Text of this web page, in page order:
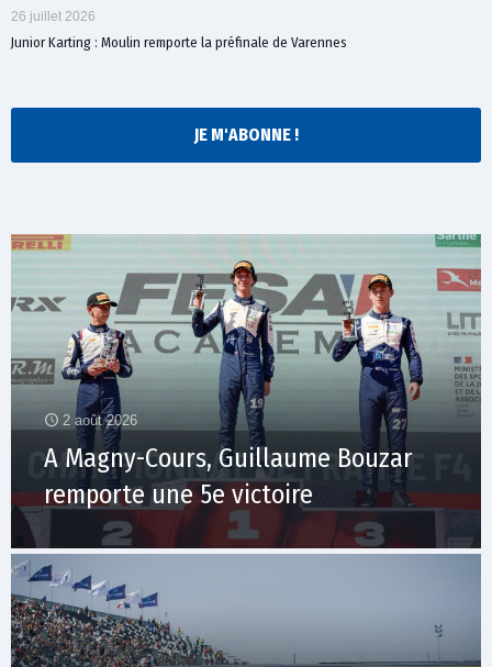
26 juillet 2026
Junior Karting : Moulin remporte la préfinale de Varennes
JE M'ABONNE !
2 août 2026
A Magny-Cours, Guillaume Bouzar
remporte une 5e victoire